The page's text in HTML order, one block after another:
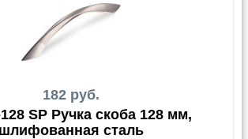
182 руб.
SP Ручка скоба 128 мм,
шлифованная сталь